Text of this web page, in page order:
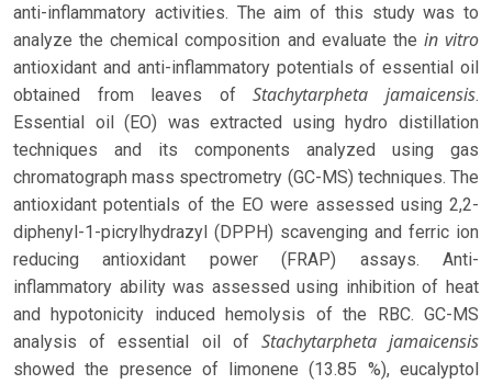
anti-inflammatory activities. The aim of this study was to
analyze the chemical composition and evaluate the in vitro
antioxidant and anti-inflammatory potentials of essential oil
obtained from leaves ofStachytarpheta jamaicensis.
Essential oil (EO) was extracted using hydro distillation
techniques and its components analyzed using gas
chromatograph mass spectrometry (GC-MS) techniques. The
antioxidant potentials of the EO were assessed using 2,2-
diphenyl-1-picrylhydrazyl (DPPH) scavenging and ferric ion
reducing antioxidant power (FRAP) assays. Anti-
inflammatory ability was assessed using inhibition of heat
and hypotonicity induced hemolysis of the RBC. GC-MS
analysis of essential oil of Stachytarpheta jamaicensis
showed the presence of limonene (13.85 %), eucalyptol